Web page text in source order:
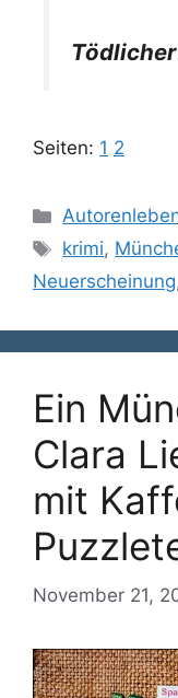
Seiten: 1 2
krimi,
Neuerscheinung
Ein
Clara
mit
November 21,